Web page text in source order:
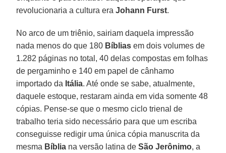
revolucionaria a cultura eraJohann Furst.
No arco de um triênio, sairiam daquela impressão
nada menos do que 180 Bíblias em dois volumes de
1.282 páginas no total, 40 delas compostas em folhas
de pergaminho e 140 em papel de cânhamo
importado da Itália. Até onde se sabe, atualmente,
daquele estoque, restaram ainda em vida somente 48
cópias. Pense-se que o mesmo ciclo trienal de
trabalho teria sido necessário para que um escriba
conseguisse redigir uma única cópia manuscrita da
mesma Bíblia na versão latina deSão Jerônimo, a